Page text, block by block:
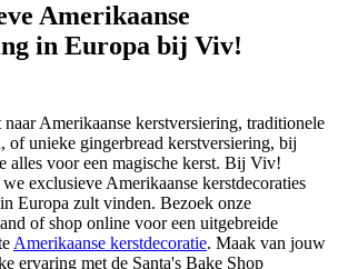
Amerikaanse
in Europa bij Viv!
Amerikaanse kerstversiering, traditionele
of unieke gingerbread kerstversiering, bij
alles voor een magische kerst. Bij Viv!
exclusieve Amerikaanse kerstdecoraties
Europa zult vinden. Bezoek onze
of shop online voor een uitgebreide
Amerikaanse kerstdecoratie. Maak van jouw
ervaring met de Santa's Bake Shop